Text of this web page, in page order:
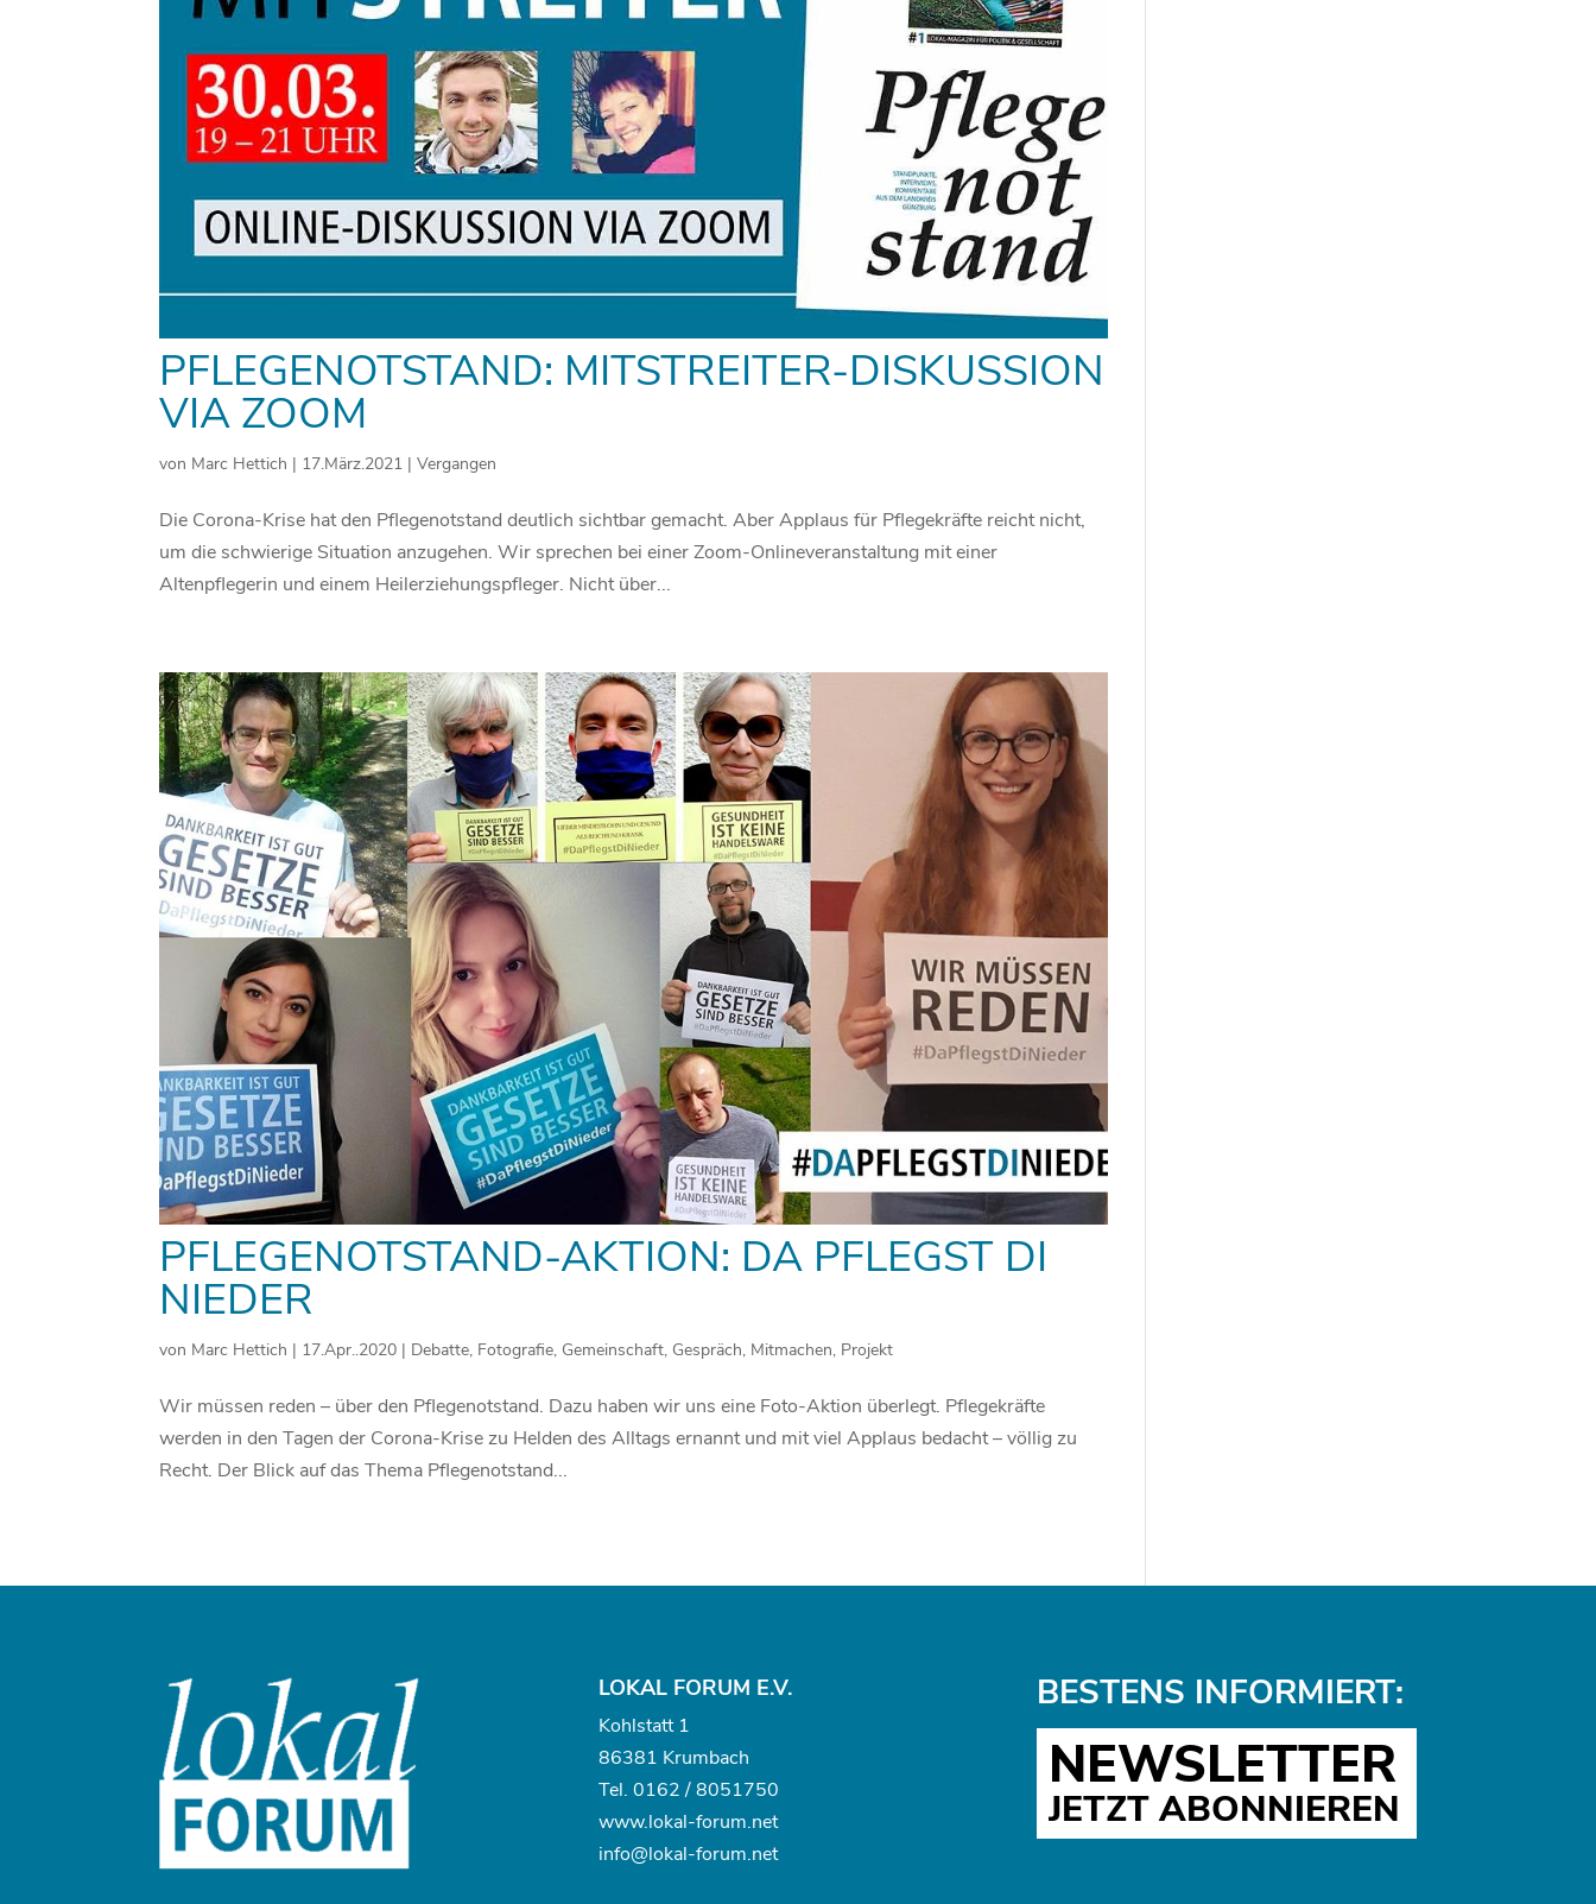
PFLEGENOTSTAND: MITSTREITER-DISKUSSION
VIA ZOOM
von Marc Hettich | 17.März.2021 |Vergangen
Die Corona-Krise hat den Pflegenotstand deutlich sichtbar gemacht. Aber Applaus für Pflegekräfte reicht nicht,
um die schwierige Situation anzugehen. Wir sprechen bei einer Zoom-Onlineveranstaltung mit einer
Altenpflegerin und einem Heilerziehungspfleger. Nicht über...
PFLEGENOTSTAND-AKTION: DA PFLEGST DI
NIEDER
von Marc Hettich | 17.Apr..2020 | Debatte, Fotografie, Gemeinschaft, Gespräch, Mitmachen, Projekt
Wir müssen reden – über den Pflegenotstand. Dazu haben wir uns eine Foto-Aktion überlegt. Pflegekräfte
werden in den Tagen der Corona-Krise zu Helden des Alltags ernannt und mit viel Applaus bedacht – völlig zu
Recht. Der Blick auf das Thema Pflegenotstand...
LOKAL FORUM E.V.
Kohlstatt 1
86381 Krumbach
Tel. 0162 / 8051750
www.lokal-forum.net
info@lokal-forum.net
BESTENS INFORMIERT:
NEWSLETTER
JETZT ABONNIEREN